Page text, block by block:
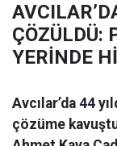
ÇÖZÜLDÜ:
YERİNDE
Avcılar’da 44
çözüme